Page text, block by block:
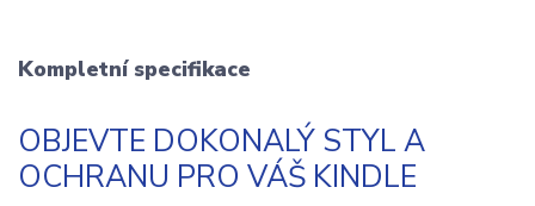
Kompletní specifikace
OBJEVTE DOKONALÝ STYL A
OCHRANU PRO VÁŠ KINDLE